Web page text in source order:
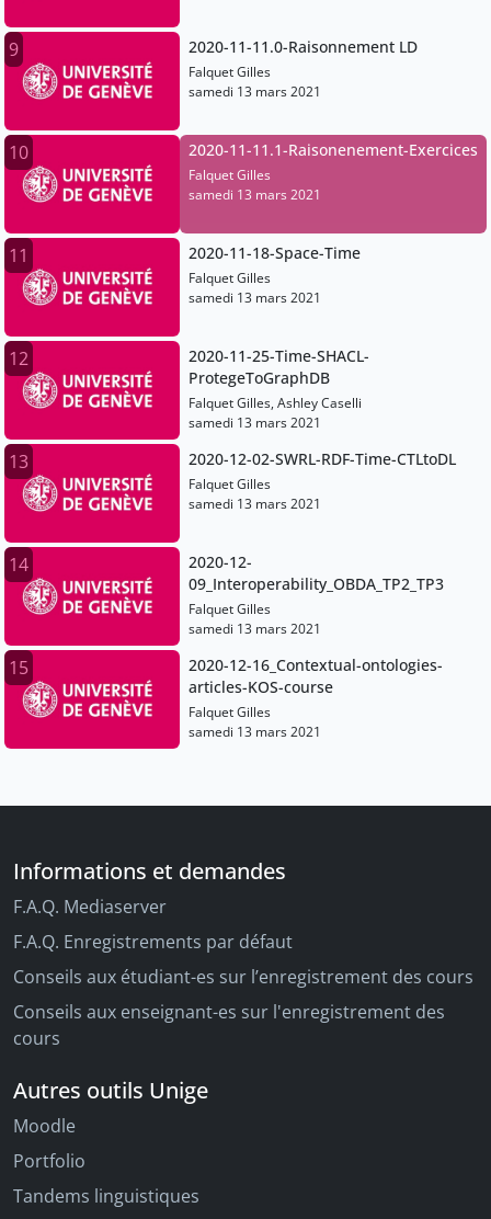
9 2020-11-11.0-Raisonnement LD
Falquet Gilles
samedi 13 mars 2021
10 2020-11-11.1-Raisonenement-Exercices
Falquet Gilles
samedi 13 mars 2021
11 2020-11-18-Space-Time
Falquet Gilles
samedi 13 mars 2021
12
2020-11-25-Time-SHACL-
ProtegeToGraphDB
Falquet Gilles, Ashley Caselli
samedi 13 mars 2021
13 2020-12-02-SWRL-RDF-Time-CTLtoDL
Falquet Gilles
samedi 13 mars 2021
14
2020-12-
09_Interoperability_OBDA_TP2_TP3
Falquet Gilles
samedi 13 mars 2021
15
2020-12-16_Contextual-ontologies-
articles-KOS-course
Falquet Gilles
samedi 13 mars 2021
Informations et demandes
F.A.Q. Mediaserver
F.A.Q. Enregistrements par défaut
Conseils aux étudiant-es sur l’enregistrement des cours
Conseils aux enseignant-es sur l'enregistrement des
cours
Autres outils Unige
Moodle
Portfolio
Tandems linguistiques